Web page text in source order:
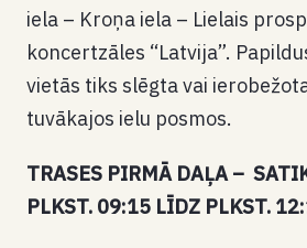
iela – Kroņa iela – Lielais
koncertzāles “Latvija”.
vietās tiks slēgta vai
tuvākajos ielu posmos.
TRASES PIRMĀ DAĻA –
PLKST. 09:15 LĪDZ PLKST.